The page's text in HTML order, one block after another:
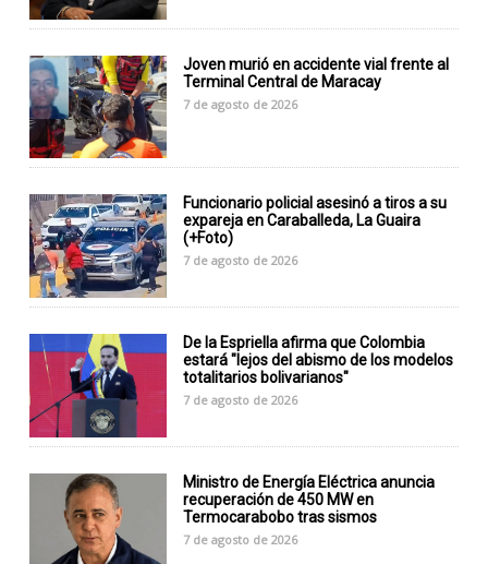
Joven murió en accidente vial frente al
Terminal Central de Maracay
7 de agosto de 2026
Funcionario policial asesinó a tiros a su
expareja en Caraballeda, La Guaira
(+Foto)
7 de agosto de 2026
De la Espriella afirma que Colombia
estará "lejos del abismo de los modelos
totalitarios bolivarianos"
7 de agosto de 2026
Ministro de Energía Eléctrica anuncia
recuperación de 450 MW en
Termocarabobo tras sismos
7 de agosto de 2026